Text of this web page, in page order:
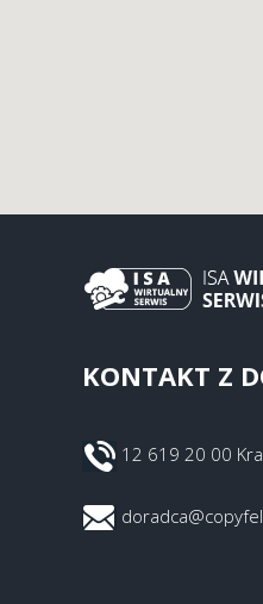
KONTAKT Z
12 619 20 00